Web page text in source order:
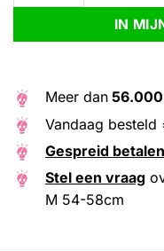
IN
Meer dan
Vandaag besteld
Gespreid betalen
Stel een vraag
M 54-58cm